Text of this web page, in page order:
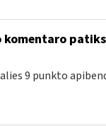
komentaro
9 punkto